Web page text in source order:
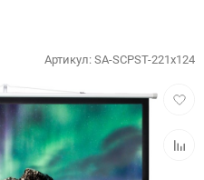
Артикул:SA-SCPST-221x124